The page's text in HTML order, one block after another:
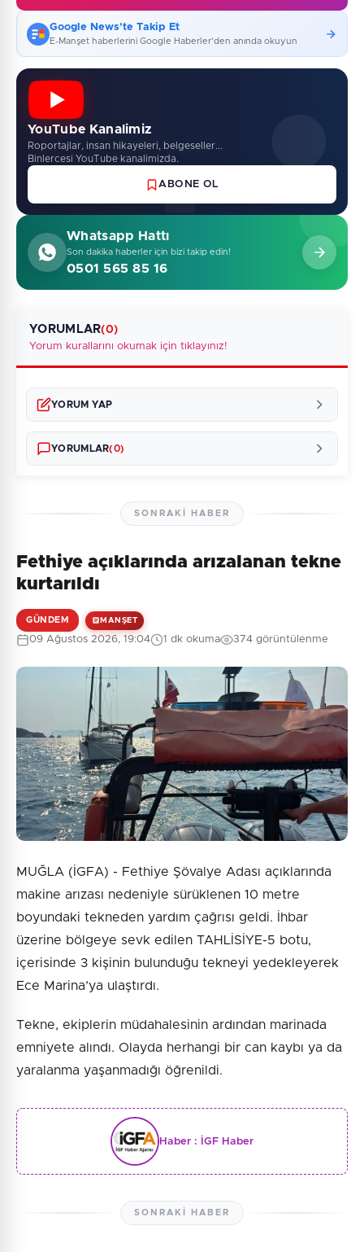
Google News'te Takip Et
E-Manşet haberlerini Google Haberler'den anında okuyun
YouTube Kanalimiz
Roportajlar, insan hikayeleri, belgeseller...
Binlercesi YouTube kanalimizda.
ABONE OL
Whatsapp Hattı
Son dakika haberler için bizi takip edin!
0501 565 85 16
YORUMLAR(0)
Yorum kurallarını okumak için tıklayınız!
YORUM YAP
Güvenlik Sorusu:
5 + 10 = ?
Gönder
YORUMLAR(0)
Henüz yorum yapılmamış. İlk yorumu siz yapın!
SONRAKI HABER
Fethiye açıklarında arızalanan tekne
kurtarıldı
GÜNDEM MANŞET
09 Ağustos 2026, 19:04 1 dk okuma 374 görüntülenme
MUĞLA (İGFA) - Fethiye Şövalye Adası açıklarında
makine arızası nedeniyle sürüklenen 10 metre
boyundaki tekneden yardım çağrısı geldi. İhbar
üzerine bölgeye sevk edilen TAHLİSİYE-5 botu,
içerisinde 3 kişinin bulunduğu tekneyi yedekleyerek
Ece Marina’ya ulaştırdı.
Tekne, ekiplerin müdahalesinin ardından marinada
emniyete alındı. Olayda herhangi bir can kaybı ya da
yaralanma yaşanmadığı öğrenildi.
Haber : İGF Haber
SONRAKI HABER